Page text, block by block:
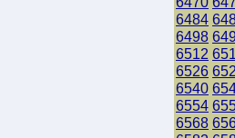
6484
6498
6512
6526
6540
6554
6568